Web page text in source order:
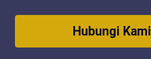
Hubungi Kami